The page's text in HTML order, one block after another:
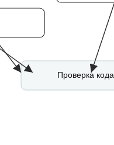
Проверка кода